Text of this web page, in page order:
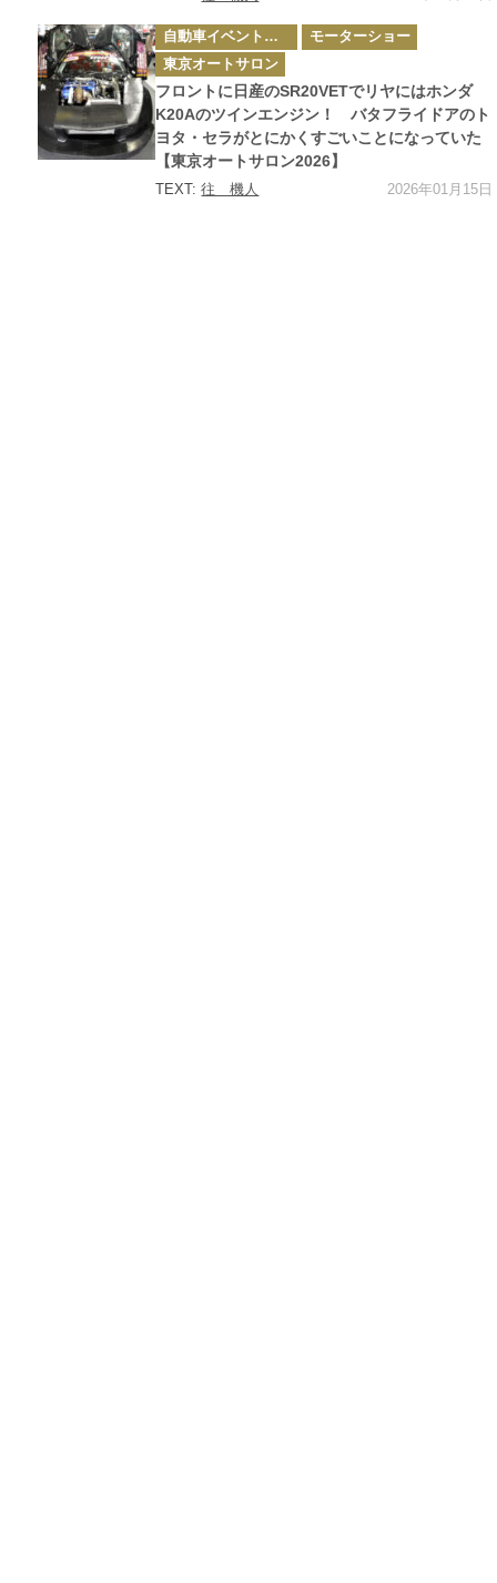
カ
テ
ゴ
リ
ー
自動車イベント・カーイベント
モーターショー
東京オートサロン
フロントに日産のSR20VETでリヤにはホンダ
K20Aのツインエンジン！ バタフライドアのト
ヨタ・セラがとにかくすごいことになっていた
【東京オートサロン2026】
TEXT:往 機人 2026年01月15日